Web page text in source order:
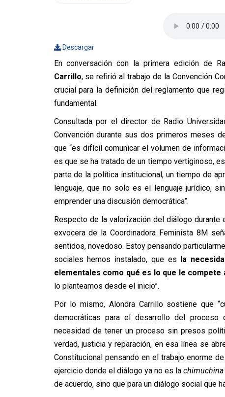
Descargar
En conversación con la primera edición de
Carrillo, se refirió al trabajo de la Convención
crucial para la definición del reglamento que
fundamental.
Consultada por el director de Radio
Convención durante sus dos primeros meses
que “es difícil comunicar el volumen de
es que se ha tratado de un tiempo vertiginoso,
parte de la política institucional, un tiempo de
lenguaje, que no solo es el lenguaje jurídico,
emprender una discusión democrática”.
Respecto de la valorización del diálogo durante
exvocera de la Coordinadora Feminista 8M
sentidos, novedoso. Estoy pensando
sociales hemos instalado, que es la
elementales como qué es lo que le compete
lo planteamos desde el inicio”.
Por lo mismo, Alondra Carrillo sostiene que
democráticas para el desarrollo del
necesidad de tener un proceso sin presos
verdad, justicia y reparación, en esa línea se
Constitucional pensando en el trabajo enorme
ejercicio donde el diálogo ya no es lachimuchina
de acuerdo, sino que para un diálogo social que